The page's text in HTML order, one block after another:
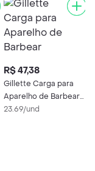
R$ 47,38
Gillette Carga para
Aparelho de Barbear
Mach 3 2 Unidades
23.69/und